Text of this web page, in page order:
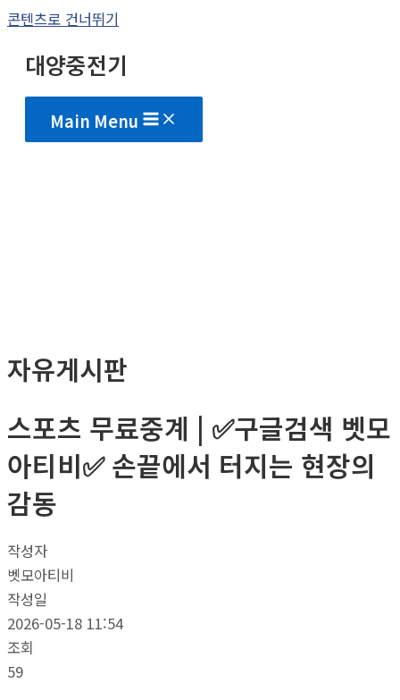
콘텐츠로 건너뛰기
대양중전기
Main Menu
자유게시판
스포츠 무료중계 | ✅구글검색 벳모
아티비✅ 손끝에서 터지는 현장의
감동
작성자
벳모아티비
작성일
2026-05-18 11:54
조회
59